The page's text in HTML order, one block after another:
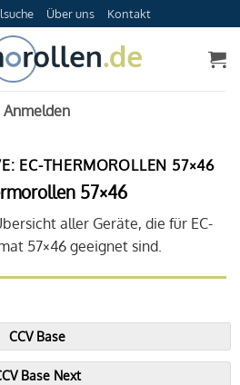
Über uns Kontakt
Anmelden
EC-THERMOROLLEN 57×46
57×46
aller Geräte, die für EC-
57×46 geeignet sind.
CCV Base
Base Next